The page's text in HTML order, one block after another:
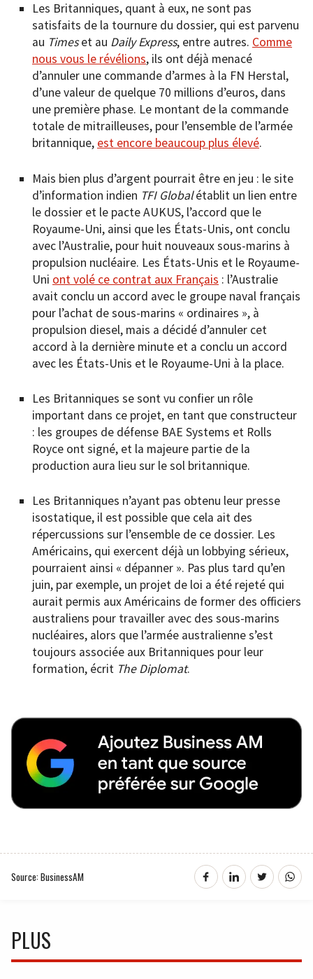
Les Britanniques, quant à eux, ne sont pas
satisfaits de la tournure du dossier, qui est parvenu
au Timeset au Daily Express, entre autres. Comme
nous vous le révélions, ils ont déjà menacé
d’annuler une commande d’armes à la FN Herstal,
d’une valeur de quelque 70 millions d’euros, dans
une première phase. Le montant de la commande
totale de mitrailleuses, pour l’ensemble de l’armée
britannique, est encore beaucoup plus élevé.
Mais bien plus d’argent pourrait être en jeu : le site
d’information indien TFI Globalétablit un lien entre
le dossier et le pacte AUKUS, l’accord que le
Royaume-Uni, ainsi que les États-Unis, ont conclu
avec l’Australie, pour huit nouveaux sous-marins à
propulsion nucléaire. Les États-Unis et le Royaume-
Uni ont volé ce contrat aux Français : l’Australie
avait conclu un accord avec le groupe naval français
pour l’achat de sous-marins « ordinaires », à
propulsion diesel, mais a décidé d’annuler cet
accord à la dernière minute et a conclu un accord
avec les États-Unis et le Royaume-Uni à la place.
Les Britanniques se sont vu confier un rôle
important dans ce projet, en tant que constructeur
: les groupes de défense BAE Systems et Rolls
Royce ont signé, et la majeure partie de la
production aura lieu sur le sol britannique.
Les Britanniques n’ayant pas obtenu leur presse
isostatique, il est possible que cela ait des
répercussions sur l’ensemble de ce dossier. Les
Américains, qui exercent déjà un lobbying sérieux,
pourraient ainsi « dépanner ». Pas plus tard qu’en
juin, par exemple, un projet de loi a été rejeté qui
aurait permis aux Américains de former des officiers
australiens pour travailler avec des sous-marins
nucléaires, alors que l’armée australienne s’est
toujours associée aux Britanniques pour leur
formation, écrit The Diplomat.
Source: BusinessAM
PLUS